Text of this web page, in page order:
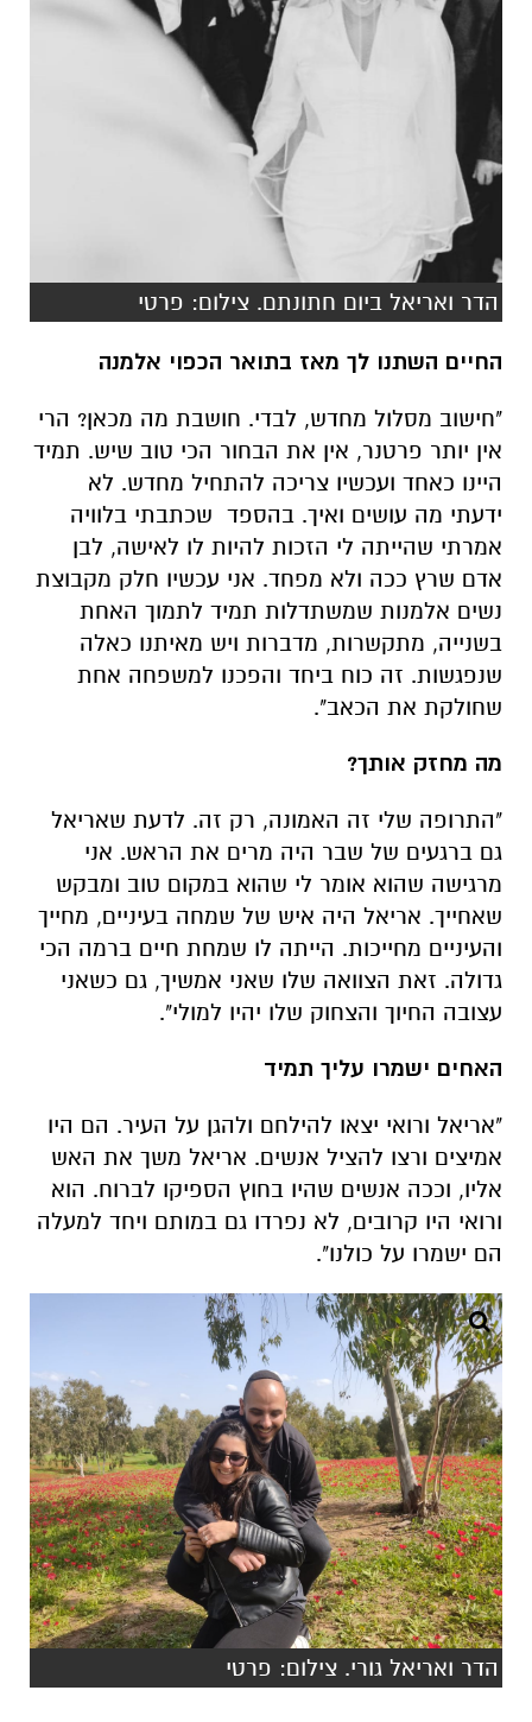
הדר ואריאל ביום חתונתם. צילום: פרטי
החיים השתנו לך מאז בתואר הכפוי אלמנה
"חישוב מסלול מחדש, לבדי. חושבת מה מכאן? הרי
אין יותר פרטנר, אין את הבחור הכי טוב שיש. תמיד
היינו כאחד ועכשיו צריכה להתחיל מחדש. לא
ידעתי מה עושים ואיך. בהספד שכתבתי בלוויה
אמרתי שהייתה לי הזכות להיות לו לאישה, לבן
אדם שרץ ככה ולא מפחד. אני עכשיו חלק מקבוצת
נשים אלמנות שמשתדלות תמיד לתמוך האחת
בשנייה, מתקשרות, מדברות ויש מאיתנו כאלה
שנפגשות. זה כוח ביחד והפכנו למשפחה אחת
שחולקת את הכאב".
מה מחזק אותך?
"התרופה שלי זה האמונה, רק זה. לדעת שאריאל
גם ברגעים של שבר היה מרים את הראש. אני
מרגישה שהוא אומר לי שהוא במקום טוב ומבקש
שאחייך. אריאל היה איש של שמחה בעיניים, מחייך
והעיניים מחייכות. הייתה לו שמחת חיים ברמה הכי
גדולה. זאת הצוואה שלו שאני אמשיך, גם כשאני
עצובה החיוך והצחוק שלו יהיו למולי".
האחים ישמרו עליך תמיד
"אריאל ורואי יצאו להילחם ולהגן על העיר. הם היו
אמיצים ורצו להציל אנשים. אריאל משך את האש
אליו, וככה אנשים שהיו בחוץ הספיקו לברוח. הוא
ורואי היו קרובים, לא נפרדו גם במותם ויחד למעלה
הם ישמרו על כולנו".
הדר ואריאל גורי. צילום: פרטי